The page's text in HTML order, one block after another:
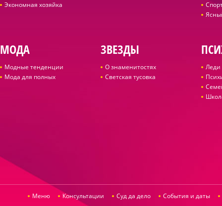
Экономная хозяйка
МОДА
Модные тенденции
Мода для полных
ЗВЕЗДЫ
О знаменитостях
Светская тусовка
Леди
Меню Консультации Суд да дело События и даты